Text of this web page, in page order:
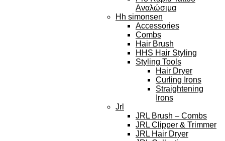
Αναλώσιμα
Hh simonsen
Accessories
Combs
Hair Brush
HHS Hair Styling
Styling Tools
Hair Dryer
Curling Irons
Straightening
Irons
Jrl
JRL Brush – Combs
JRL Clipper & Trimmer
JRL Hair Dryer